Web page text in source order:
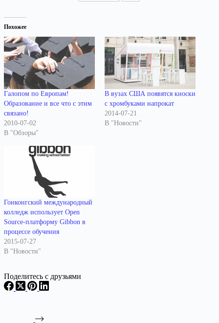
Похожее
Галопом по Европам!
Образование и все что с этим
связано!
2010-07-02
В "Обзоры"
В вузах США появятся киоски
с хромбуками напрокат
2014-07-21
В "Новости"
Гонконгский международный
колледж использует Open
Source-платформу Gibbon в
процессе обучения
2015-07-27
В "Новости"
Поделитесь с друзьями